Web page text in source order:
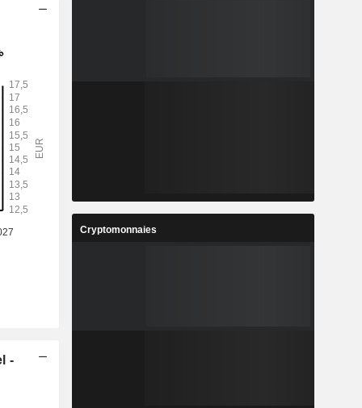
-
Cryptomonnaies